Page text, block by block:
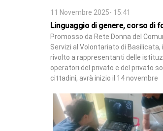
11 Novembre 2025- 15:41
Linguaggio di genere, corso di
Promosso da Rete Donna del
Servizi al Volontariato di
rivolto a rappresentanti delle
operatori del privato e del privato
cittadini, avrà inizio il 14 novembre